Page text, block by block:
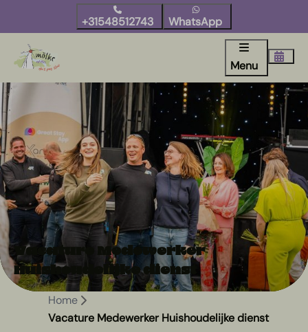
+31548512743 WhatsApp
Menu
Vacature Medewerker
Huishoudelijke dienst
Home
Vacature Medewerker Huishoudelijke dienst